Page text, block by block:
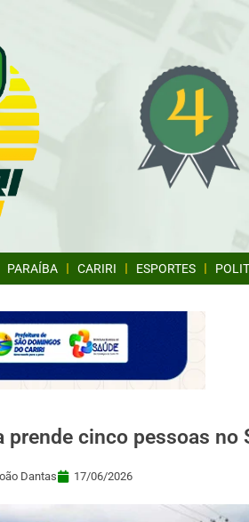
PARAÍBA CARIRI ESPORTES
cinco pessoas no
Dantas 17/06/2026